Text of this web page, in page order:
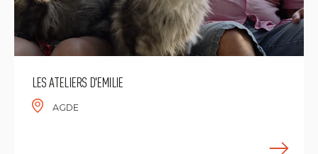
LES ATELIERS D'EMILIE
AGDE